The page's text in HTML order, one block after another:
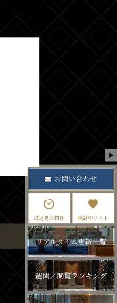
お問い合わせ
最近見た物件 検討中リスト
リアルタイム更新一覧
週間／閲覧ランキング